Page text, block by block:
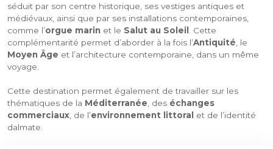
séduit par son centre historique, ses vestiges antiques et
médiévaux, ainsi que par ses installations contemporaines,
comme l’orgue marin et le Salut au Soleil
. Cette
complémentarité permet d’aborder à la fois l’Antiquité , le
Moyen Âge et l’architecture contemporaine, dans un même
voyage.
Cette destination permet également de travailler sur les
thématiques de la Méditerranée , des échanges
commerciaux , de l’environnement littoral
et de l’identité
dalmate.